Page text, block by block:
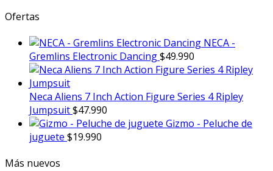
Ofertas
NECA -
Gremlins Electronic Dancing$49.990
Neca Aliens 7 Inch Action Figure Series 4 Ripley
Jumpsuit$47.990
Gizmo - Peluche de
juguete $19.990
Más nuevos